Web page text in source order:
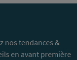
nos tendances &
en avant première